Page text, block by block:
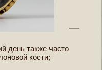
день также часто
кости;